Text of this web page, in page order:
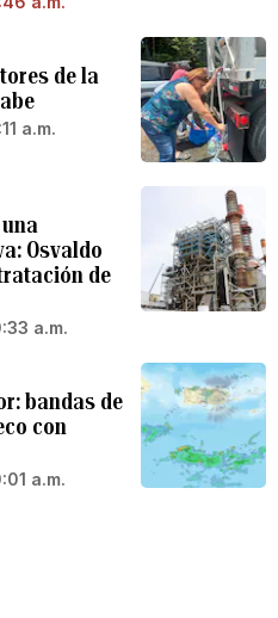
de la
a.m.
Osvaldo
de
a.m.
bandas de
con
a.m.